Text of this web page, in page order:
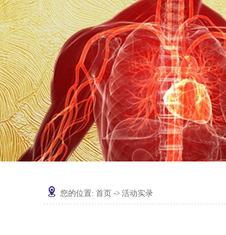
您的位置: 首页 -> 活动实录